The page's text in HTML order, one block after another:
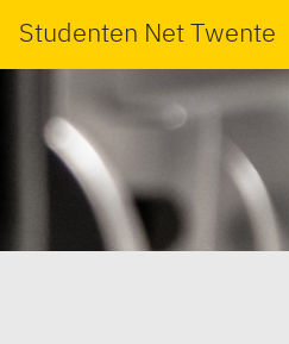
Studenten Net Twente